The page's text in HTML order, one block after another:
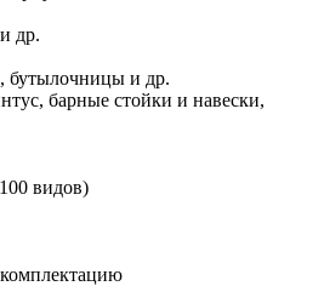
др.
бутылочницы и др.
барные стойки и навески,
видов)
комплектацию